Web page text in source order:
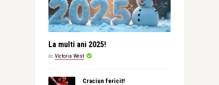
La multi ani 2025!
de Victoria West
Craciun fericit!